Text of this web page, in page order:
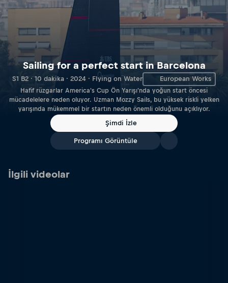
Sailing for a perfect start in Barcelona
S1 B2 · 10 dakika · 2024 · Flying on Water European Works
Hafif rüzgarlar America's Cup Ön Yarışı'nda yoğun start öncesi
mücadelelere neden oluyor. Uzman Mozzy Sails, bu yüksek riskli yelken
yarışında mükemmel bir startın neden önemli olduğunu açıklıyor.
Şimdi İzle
Programı Görüntüle
İlgili videolar